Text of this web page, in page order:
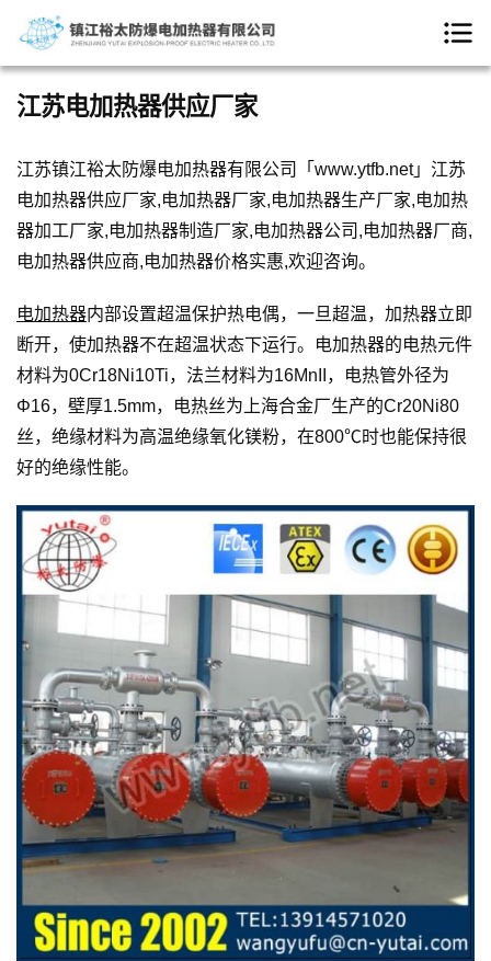
江苏电加热器供应厂家
江苏镇江裕太防爆电加热器有限公司「www.ytfb.net」江苏
电加热器供应厂家,电加热器厂家,电加热器生产厂家,电加热
器加工厂家,电加热器制造厂家,电加热器公司,电加热器厂商,
电加热器供应商,电加热器价格实惠,欢迎咨询。
电加热器内部设置超温保护热电偶，一旦超温，加热器立即
断开，使加热器不在超温状态下运行。电加热器的电热元件
材料为0Cr18Ni10Ti，法兰材料为16MnII，电热管外径为
Φ16，壁厚1.5mm，电热丝为上海合金厂生产的Cr20Ni80
丝，绝缘材料为高温绝缘氧化镁粉，在800℃时也能保持很
好的绝缘性能。